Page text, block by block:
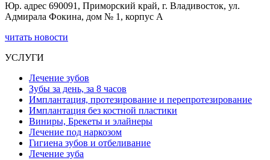
Юр. адрес 690091, Приморский край, г. Владивосток, ул.
Адмирала Фокина, дом № 1, корпус А
читать новости
УСЛУГИ
Лечение зубов
Зубы за день, за 8 часов
Имплантация, протезирование и перепротезирование
Имплантация без костной пластики
Виниры, Брекеты и элайнеры
Лечение под наркозом
Гигиена зубов и отбеливание
Лечение зуба